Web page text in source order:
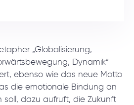
„Globalisierung,
Dynamik“
ebenso wie das neue Motto
die emotionale Bindung an
soll, dazu aufruft, die Zukunft